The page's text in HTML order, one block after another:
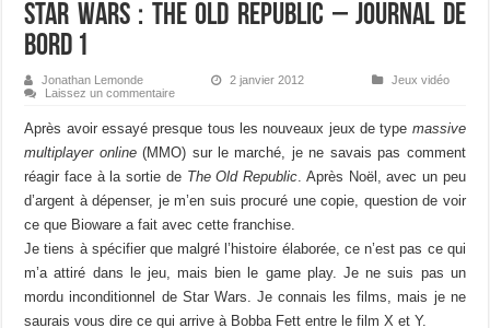
Star Wars : The Old Republic – Journal de
bord 1
Jonathan Lemonde 2 janvier 2012
Jeux vidéo
Laissez un commentaire
Après avoir essayé presque tous les nouveaux jeux de type massive
multiplayer online(MMO) sur le marché, je ne savais pas comment
réagir face à la sortie de The Old Republic. Après Noël, avec un peu
d’argent à dépenser, je m’en suis procuré une copie, question de voir
ce que Bioware a fait avec cette franchise.
Je tiens à spécifier que malgré l’histoire élaborée, ce n’est pas ce qui
m’a attiré dans le jeu, mais bien le game play. Je ne suis pas un
mordu inconditionnel de Star Wars. Je connais les films, mais je ne
saurais vous dire ce qui arrive à Bobba Fett entre le film X et Y.